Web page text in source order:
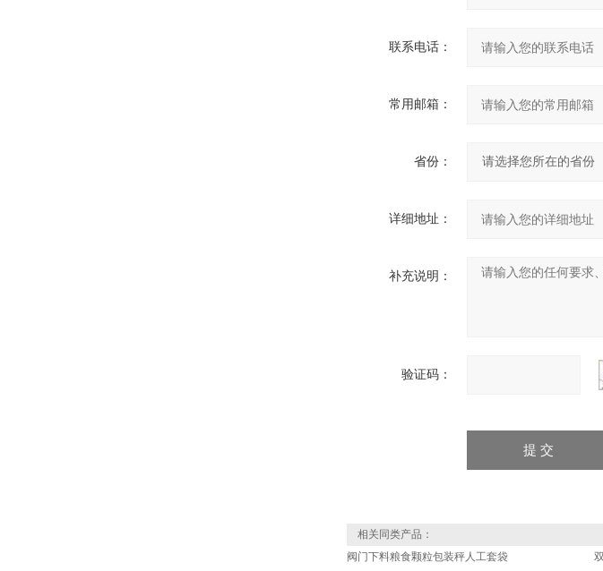
联系电话：
常用邮箱：
省份：
详细地址：
补充说明：
验证码：
相关同类产品：
阀门下料粮食颗粒包装秤人工套袋